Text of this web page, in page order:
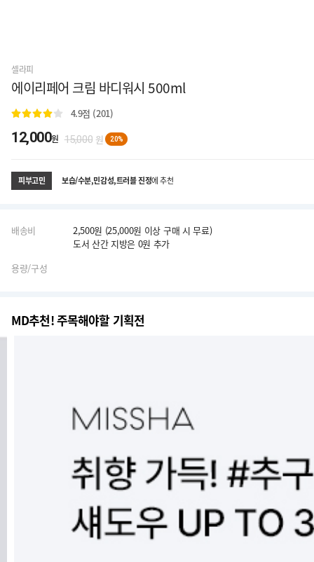
셀라피
에이리페어 크림 바디워시 500ml
4.9점 (201)
12,000원 15,000 원 20%
피부고민 보습/수분,민감성,트러블 진정에 추천
배송비
2,500원 (25,000원 이상 구매 시 무료)
도서 산간 지방은 0원 추가
용량/구성
MD추천! 주목해야할 기획전